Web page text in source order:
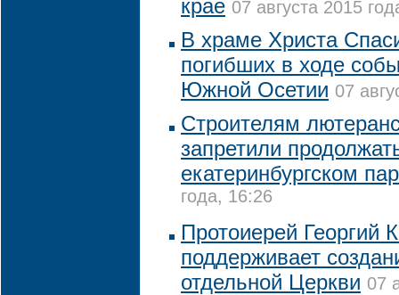
крае 07 августа 2015
В храме Христа
погибших в ходе
Южной Осетии 07
Строителям
запретили
екатеринбургском
года, 16:26
Протоиерей Георгий
поддерживает
отдельной Церкви 07